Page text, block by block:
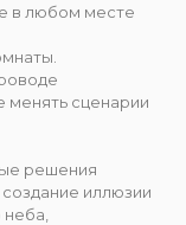
в любом месте
менять сценарии
решения
иллюзии